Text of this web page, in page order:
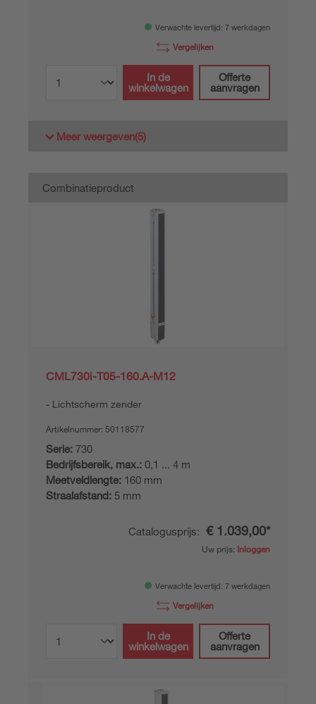
Verwachte levertijd: 7 werkdagen
Vergelijken
In de
winkelwagen
Offerte
aanvragen
Meer weergeven(5)
Combinatieproduct
CML730i-T05-160.A-M12
Lichtscherm zender
Artikelnummer: 50118577
Serie: 730
Bedrijfsbereik, max.: 0,1 ... 4 m
Meetveldlengte: 160 mm
Straalafstand: 5 mm
Catalogusprijs: € 1.039,00*
Uw prijs: Inloggen
Verwachte levertijd: 7 werkdagen
Vergelijken
In de
winkelwagen
Offerte
aanvragen